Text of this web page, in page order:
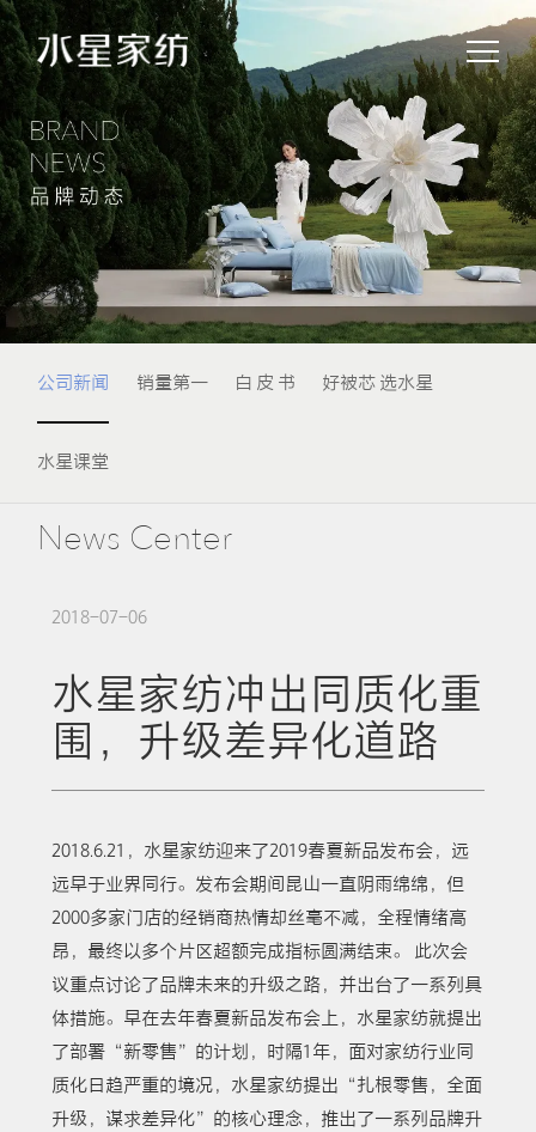
公司新闻 销量第一 白 皮 书 好被芯 选水星
水星课堂
News Center
2018-07-06
水星家纺冲出同质化重
围，升级差异化道路
2018.6.21，水星家纺迎来了2019春夏新品发布会，远
远早于业界同行。发布会期间昆山一直阴雨绵绵，但
2000多家门店的经销商热情却丝毫不减，全程情绪高
昂，最终以多个片区超额完成指标圆满结束。 此次会
议重点讨论了品牌未来的升级之路，并出台了一系列具
体措施。早在去年春夏新品发布会上，水星家纺就提出
了部署“新零售”的计划，时隔1年，面对家纺行业同
质化日趋严重的境况，水星家纺提出“扎根零售，全面
升级，谋求差异化”的核心理念，推出了一系列品牌升